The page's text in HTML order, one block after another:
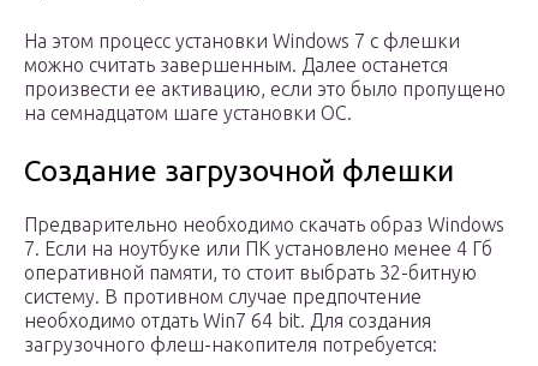
На этом процесс установки Windows 7 с флешки
можно считать завершенным. Далее останется
произвести ее активацию, если это было пропущено
на семнадцатом шаге установки ОС.
Создание загрузочной флешки
Предварительно необходимо скачать образ Windows
7. Если на ноутбуке или ПК установлено менее 4 Гб
оперативной памяти, то стоит выбрать 32-битную
систему. В противном случае предпочтение
необходимо отдать Win7 64 bit. Для создания
загрузочного флеш-накопителя потребуется: